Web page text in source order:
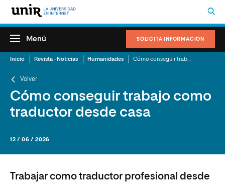
SOLICITA INFORMACIÓN
Menú
Inicio Revista - Noticias Humanidades
Volver
Cómo conseguir trabajo como
traductor desde casa
12 / 06 / 2026
Trabajar como traductor profesional desde